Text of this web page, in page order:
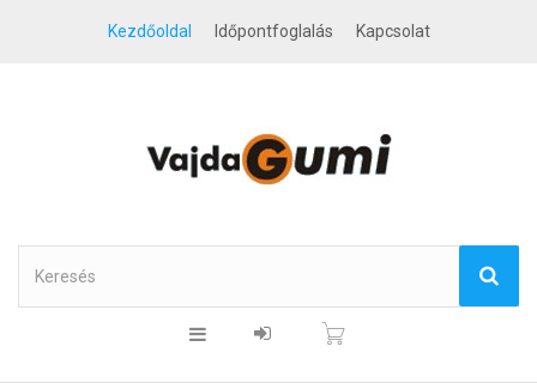
Kezdőoldal Időpontfoglalás Kapcsolat